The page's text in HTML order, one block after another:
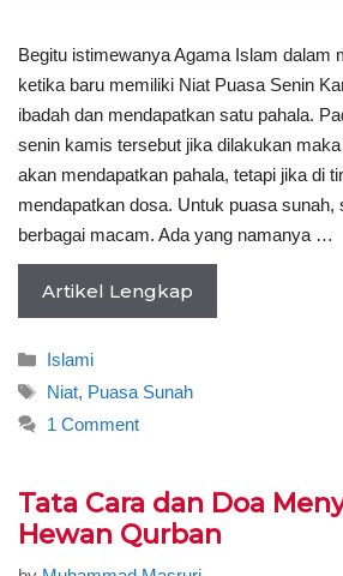
Begitu istimewanya Agama Islam dalam
ketika baru memiliki Niat Puasa Senin
ibadah dan mendapatkan satu pahala.
senin kamis tersebut jika dilakukan
akan mendapatkan pahala, tetapi jika di
mendapatkan dosa. Untuk puasa sunah,
berbagai macam. Ada yang namanya …
Artikel Lengkap
Categories
Islami
Tags
Niat, Puasa Sunah
1 Comment
Tata Cara dan Doa
Hewan Qurban